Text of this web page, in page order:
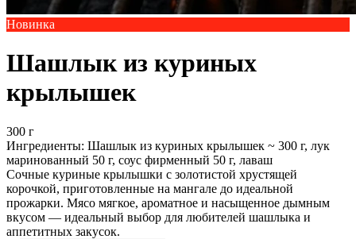
Новинка
Шашлык из куриных
крылышек
300 г
Ингредиенты: Шашлык из куриных крылышек ~ 300 г, лук
маринованный 50 г, соус фирменный 50 г, лаваш
Сочные куриные крылышки с золотистой хрустящей
корочкой, приготовленные на мангале до идеальной
прожарки. Мясо мягкое, ароматное и насыщенное дымным
вкусом — идеальный выбор для любителей шашлыка и
аппетитных закусок.